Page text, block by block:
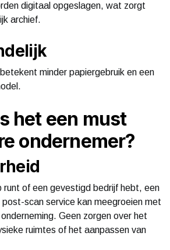
digitaal opgeslagen, wat zorgt
archief.
minder papiergebruik en een
het een must
ondernemer?
runt of een gevestigd bedrijf hebt, een
scan service kan meegroeien met
Geen zorgen over het
ruimtes of het aanpassen van